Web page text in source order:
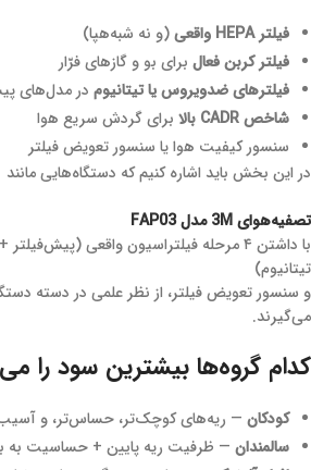
فیلتر HEPA واقعی
(و نه شبه‌هپا)
فیلتر کربن فعال برای بو و گازهای فرّار
فیلترهای ضدویروس یا تیتانیوم در مدل‌های
شاخص CADR بالا
برای گردش سریع هوا
سنسور کیفیت هوا یا سنسور تعویض فیلتر
در این بخش باید اشاره کنیم که دستگاه‌هایی مانند
تصفیه‌هوای 3M مدل FAP03
تیتانیوم)
و سنسور تعویض فیلتر، از نظر علمی در دسته
می‌گیرند.
کدام گروه‌ها بیشترین سود را
کودکان — ریه‌های کوچک‌تر، حساس‌تر، و
سالمندان — ظرفیت ریه پایین + حساسیت به